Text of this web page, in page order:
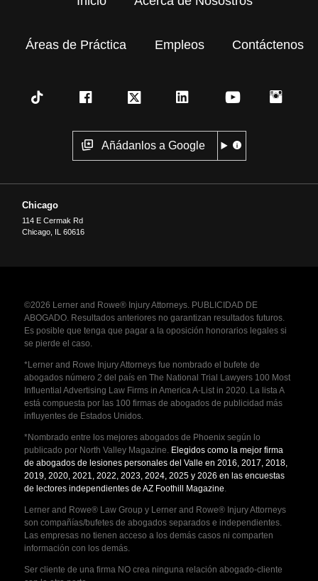
Áreas de Práctica Empleos Contáctenos
Añádanlos a Google
Chicago
114 E Cermak Rd
Chicago, IL 60616
©2026 Lerner and Rowe® Injury Attorneys. PUBLICIDAD DE
ABOGADO. Resultados anteriores no garantizan resultados futuros.
Es posible que tenga que pagar a la oposición honorarios legales si
se pierde el caso.
*Lerner and Rowe Injury Attorneys fue nombrado el bufete de
abogados número 2 del país en The National Trial Lawyers 100 Most
Influential Advertising Law Firms in America A-List in 2020. La lista A
está compuesta por las 100 firmas de abogados de publicidad más
influyentes de Estados Unidos.
*Nombrado entre los mejores abogados de Phoenix según lo
publicado por North Valley Magazine. Elegidos como la mejor firma
de abogados de lesiones personales del Valle en 2016, 2017, 2018,
2019, 2020, 2021, 2022, 2023, 2024, 2025 y 2026 en las encuestas
de lectores independientes de AZ Foothill Magazine.
Lerner and Rowe® Law Group y Lerner and Rowe® Injury Attorneys
son compañías/bufetes de abogados separados e independientes.
Las empresas no tienen acceso a los demás casos ni comparten
información con los demás.
Ser cliente de una firma NO crea ninguna relación abogado-cliente